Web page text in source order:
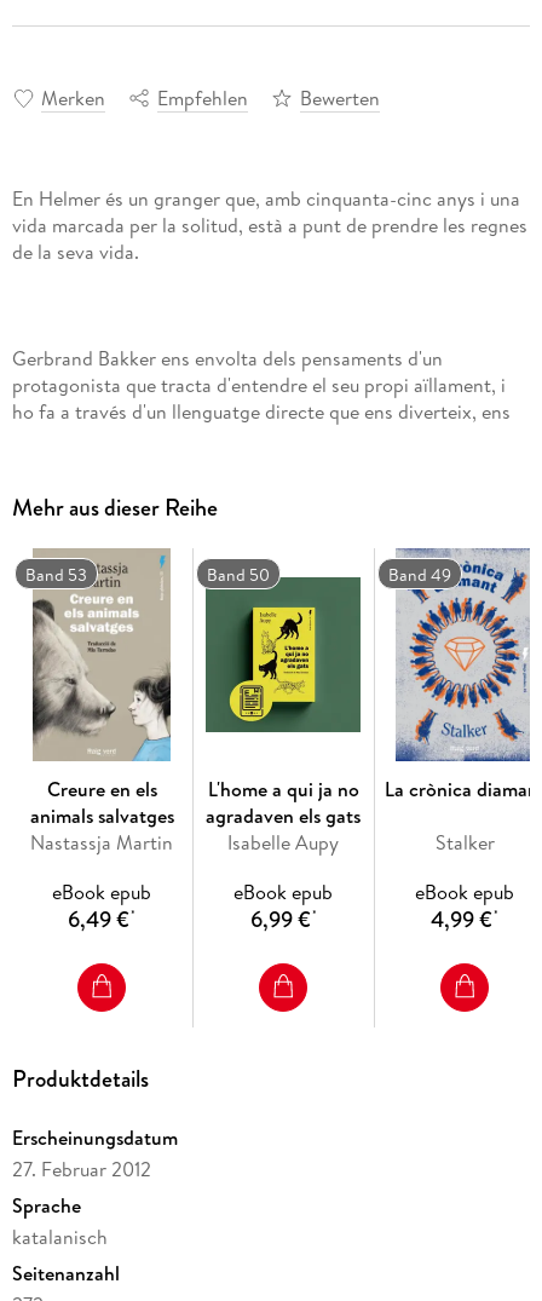
Merken Empfehlen Bewerten
En Helmer és un granger que, amb cinquanta-cinc anys i una
vida marcada per la solitud, està a punt de prendre les regnes
Gerbrand Bakker ens envolta dels pensaments d'un
protagonista que tracta d'entendre el seu propi aïllament, i
ho fa a través d'un llenguatge directe que ens diverteix, ens
haver estat diferent.
Mehr aus dieser Reihe
Band 53
Creure en els
animals salvatges
Nastassja Martin
eBook epub
6,49 €*
Band 50
L'home a qui ja no
agradaven els gats
Isabelle Aupy
eBook epub
6,99 €*
Band 49
La crònica
Stalker
eBook epub
4,99 €*
Produktdetails
Erscheinungsdatum
27. Februar 2012
Sprache
katalanisch
Seitenanzahl